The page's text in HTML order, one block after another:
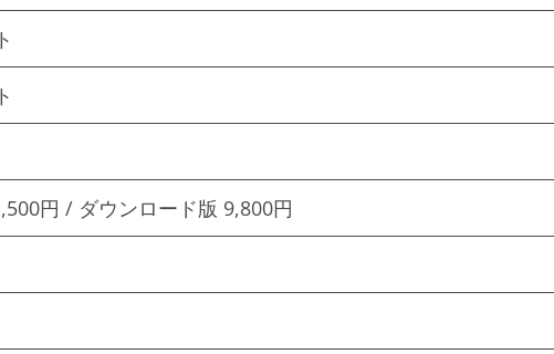
円 / ダウンロード版 9,800円